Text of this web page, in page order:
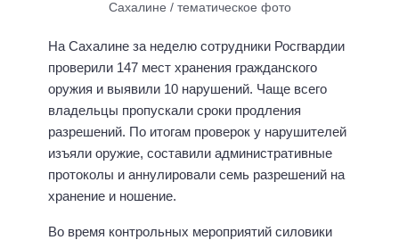
Сахалине / тематическое фото
На Сахалине за неделю сотрудники Росгвардии
проверили 147 мест хранения гражданского
оружия и выявили 10 нарушений. Чаще всего
владельцы пропускали сроки продления
разрешений. По итогам проверок у нарушителей
изъяли оружие, составили административные
протоколы и аннулировали семь разрешений на
хранение и ношение.
Во время контрольных мероприятий силовики